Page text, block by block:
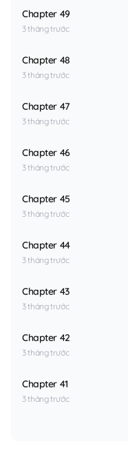
Chapter 49
3 tháng trước
Chapter 48
3 tháng trước
Chapter 47
3 tháng trước
Chapter 46
3 tháng trước
Chapter 45
3 tháng trước
Chapter 44
3 tháng trước
Chapter 43
3 tháng trước
Chapter 42
3 tháng trước
Chapter 41
3 tháng trước